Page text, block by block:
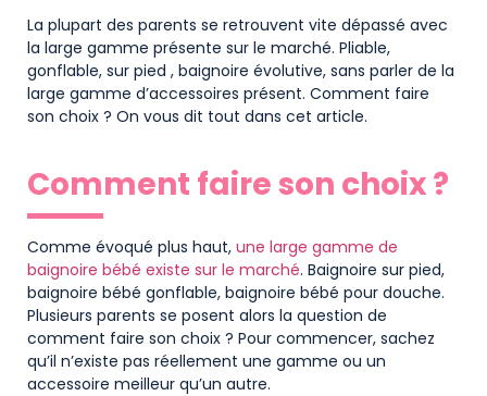
La plupart des parents se retrouvent vite dépassé avec
la large gamme présente sur le marché. Pliable,
gonflable, sur pied , baignoire évolutive, sans parler de la
large gamme d’accessoires présent. Comment faire
son choix ? On vous dit tout dans cet article.
Comment faire son choix ?
Comme évoqué plus haut, une large gamme de
baignoire bébé existe sur le marché. Baignoire sur pied,
baignoire bébé gonflable, baignoire bébé pour douche.
Plusieurs parents se posent alors la question de
comment faire son choix ? Pour commencer, sachez
qu’il n’existe pas réellement une gamme ou un
accessoire meilleur qu’un autre.